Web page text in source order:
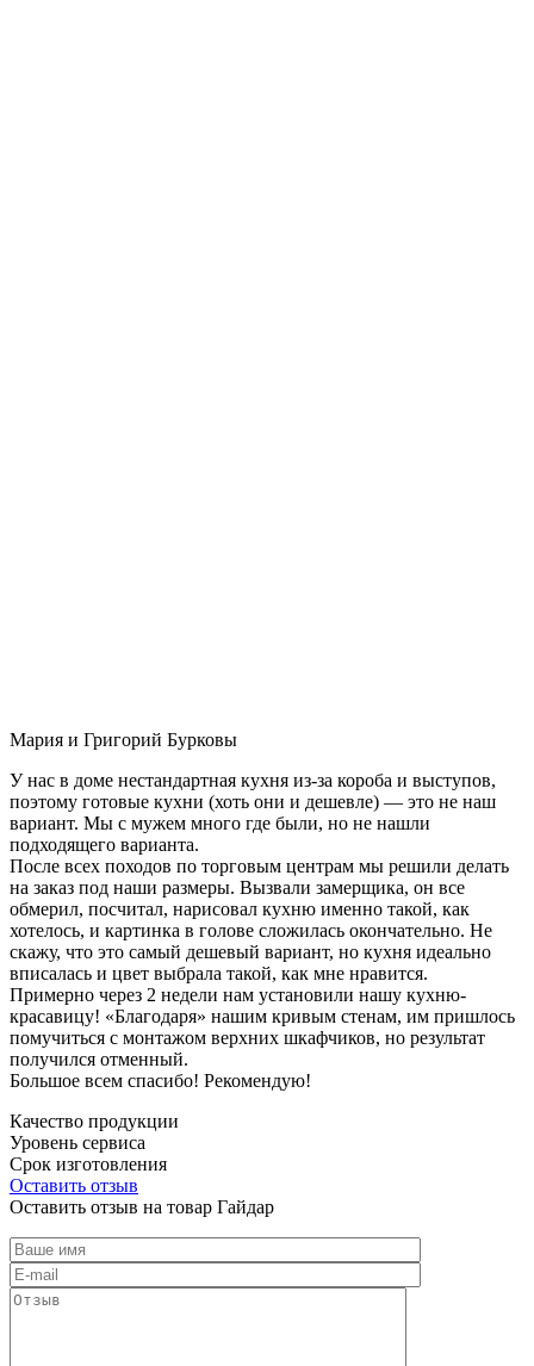
Мария и Григорий Бурковы
У нас в доме нестандартная кухня из-за короба и выступов,
поэтому готовые кухни (хоть они и дешевле) — это не наш
вариант. Мы с мужем много где были, но не нашли
подходящего варианта.
После всех походов по торговым центрам мы решили делать
на заказ под наши размеры. Вызвали замерщика, он все
обмерил, посчитал, нарисовал кухню именно такой, как
хотелось, и картинка в голове сложилась окончательно. Не
скажу, что это самый дешевый вариант, но кухня идеально
вписалась и цвет выбрала такой, как мне нравится.
Примерно через 2 недели нам установили нашу кухню-
красавицу! «Благодаря» нашим кривым стенам, им пришлось
помучиться с монтажом верхних шкафчиков, но результат
получился отменный.
Большое всем спасибо! Рекомендую!
Качество продукции
Уровень сервиса
Срок изготовления
Оставить отзыв
Оставить отзыв на товар Гайдар